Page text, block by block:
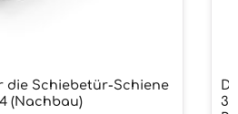
die Schiebetür-Schiene
(Nachbau)